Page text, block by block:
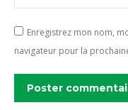
Enregistrez mon nom,
navigateur pour la
Poster